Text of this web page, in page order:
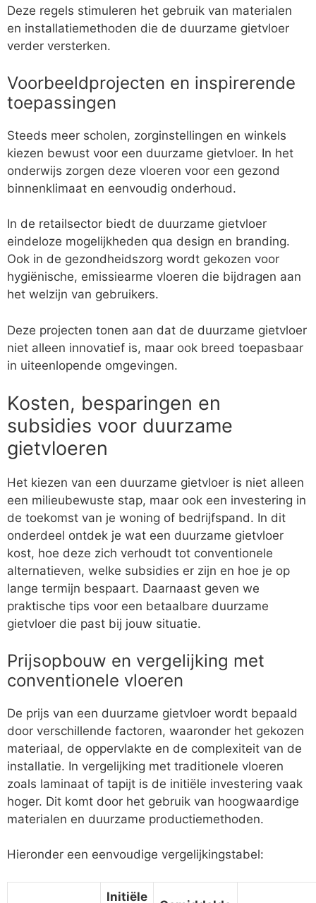
Deze regels stimuleren het gebruik van materialen
en installatiemethoden die de duurzame gietvloer
verder versterken.
Voorbeeldprojecten en inspirerende
toepassingen
Steeds meer scholen, zorginstellingen en winkels
kiezen bewust voor een duurzame gietvloer. In het
onderwijs zorgen deze vloeren voor een gezond
binnenklimaat en eenvoudig onderhoud.
In de retailsector biedt de duurzame gietvloer
eindeloze mogelijkheden qua design en branding.
Ook in de gezondheidszorg wordt gekozen voor
hygiënische, emissiearme vloeren die bijdragen aan
het welzijn van gebruikers.
Deze projecten tonen aan dat de duurzame gietvloer
niet alleen innovatief is, maar ook breed toepasbaar
in uiteenlopende omgevingen.
Kosten, besparingen en
subsidies voor duurzame
gietvloeren
Het kiezen van een duurzame gietvloer is niet alleen
een milieubewuste stap, maar ook een investering in
de toekomst van je woning of bedrijfspand. In dit
onderdeel ontdek je wat een duurzame gietvloer
kost, hoe deze zich verhoudt tot conventionele
alternatieven, welke subsidies er zijn en hoe je op
lange termijn bespaart. Daarnaast geven we
praktische tips voor een betaalbare duurzame
gietvloer die past bij jouw situatie.
Prijsopbouw en vergelijking met
conventionele vloeren
De prijs van een duurzame gietvloer wordt bepaald
door verschillende factoren, waaronder het gekozen
materiaal, de oppervlakte en de complexiteit van de
installatie. In vergelijking met traditionele vloeren
zoals laminaat of tapijt is de initiële investering vaak
hoger. Dit komt door het gebruik van hoogwaardige
materialen en duurzame productiemethoden.
Hieronder een eenvoudige vergelijkingstabel:
Initiële